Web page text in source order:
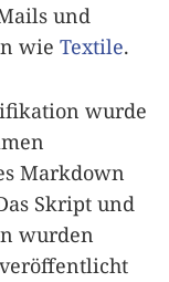
und
wie Textile.
wurde
Markdown
Skript und
wurden